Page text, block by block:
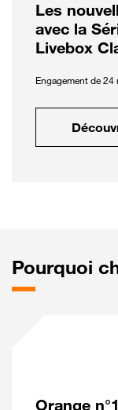
Les
avec la
Livebox
Engagement de
Pourquoi
Orange